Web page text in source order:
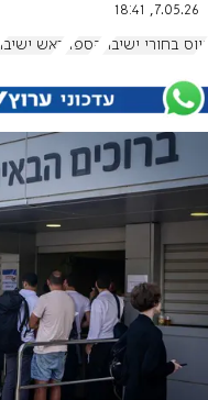
7.05.26, 18:41
גיוס בחורי ישיבה הספד ראש ישיבה